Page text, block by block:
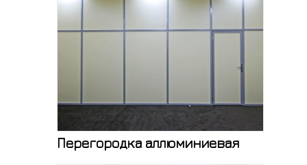
Перегородка аллюминиевая